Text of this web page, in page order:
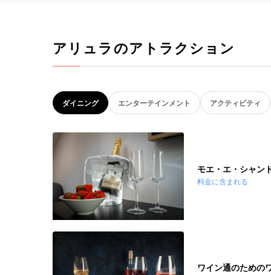
アリュラのアトラクション
ダイニング エンターテインメント アクティビティ
モエ・エ・シャン
料金に含まれる
ワイン通のための